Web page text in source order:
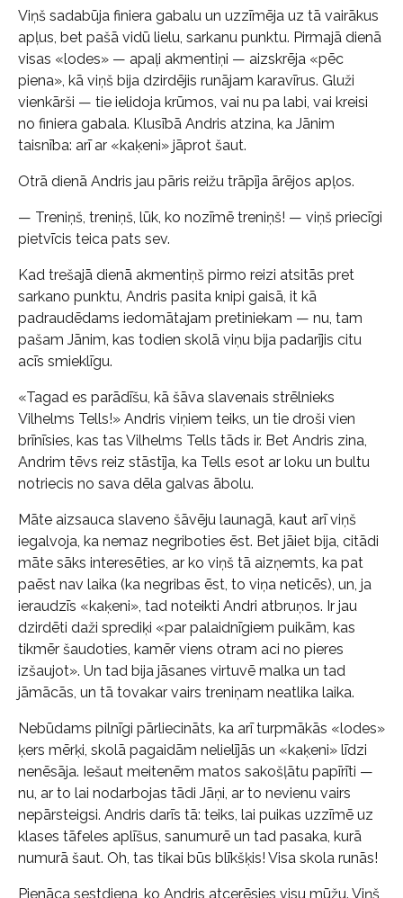
Viņš sadabūja finiera gabalu un uzzīmēja uz tā vairākus
apļus, bet pašā vidū lielu, sarkanu punktu. Pirmajā dienā
visas «lodes» — apaļi akmentiņi — aizskrēja «pēc
piena», kā viņš bija dzirdējis runājam karavīrus. Gluži
vienkārši — tie ielidoja krūmos, vai nu pa labi, vai kreisi
no finiera gabala. Klusībā Andris atzina, ka Jānim
taisnība: arī ar «kaķeni» jāprot šaut.
Otrā dienā Andris jau pāris reižu trāpīja ārējos apļos.
— Treniņš, treniņš, lūk, ko nozīmē treniņš! — viņš priecīgi
pietvīcis teica pats sev.
Kad trešajā dienā akmentiņš pirmo reizi atsitās pret
sarkano punktu, Andris pasita knipi gaisā, it kā
padraudēdams iedomātajam pretiniekam — nu, tam
pašam Jānim, kas todien skolā viņu bija padarījis citu
acīs smieklīgu.
«Tagad es parādīšu, kā šāva slavenais strēlnieks
Vilhelms Tells!» Andris viņiem teiks, un tie droši vien
brīnīsies, kas tas Vilhelms Tells tāds ir. Bet Andris zina,
Andrim tēvs reiz stāstīja, ka Tells esot ar loku un bultu
notriecis no sava dēla galvas ābolu.
Māte aizsauca slaveno šāvēju launagā, kaut arī viņš
iegalvoja, ka nemaz negriboties ēst. Bet jāiet bija, citādi
māte sāks interesēties, ar ko viņš tā aizņemts, ka pat
paēst nav laika (ka negribas ēst, to viņa neticēs), un, ja
ieraudzīs «kaķeni», tad noteikti Andri atbruņos. Ir jau
dzirdēti daži sprediķi «par palaidnīgiem puikām, kas
tikmēr šaudoties, kamēr viens otram aci no pieres
izšaujot». Un tad bija jāsanes virtuvē malka un tad
jāmācās, un tā tovakar vairs treniņam neatlika laika.
Nebūdams pilnīgi pārliecināts, ka arī turpmākās «lodes»
ķers mērķi, skolā pagaidām nelielījās un «kaķeni» līdzi
nenēsāja. Iešaut meitenēm matos sakošļātu papīrīti —
nu, ar to lai nodarbojas tādi Jāņi, ar to nevienu vairs
nepārsteigsi. Andris darīs tā: teiks, lai puikas uzzīmē uz
klases tāfeles aplīšus, sanumurē un tad pasaka, kurā
numurā šaut. Oh, tas tikai būs blīkšķis! Visa skola runās!
Pienāca sestdiena, ko Andris atcerēsies visu mūžu. Viņš